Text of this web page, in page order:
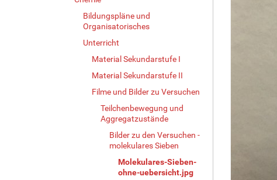
Bildungspläne und
Organisatorisches
Unterricht
Material Sekundarstufe I
Material Sekundarstufe II
Filme und Bilder zu Versuchen
Teilchenbewegung und
Aggregatzustände
Bilder zu den Versuchen -
molekulares Sieben
Molekulares-Sieben-
ohne-uebersicht.jpg